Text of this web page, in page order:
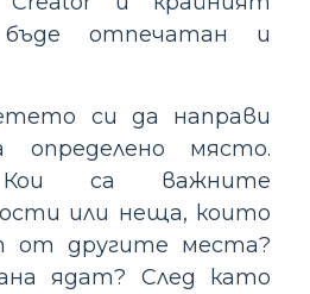
отпечатан и
си да направи
определено място.
са важните
или неща, които
от другите места?
ядат? След като